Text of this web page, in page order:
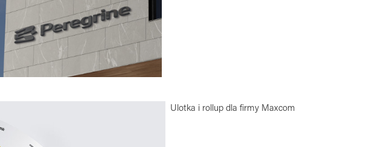
Ulotka i rollup dla firmy Maxcom